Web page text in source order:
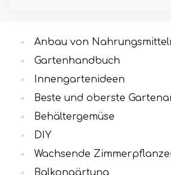
Anbau von
Gartenhandbuch
Innengartenideen
Beste und oberste
Behältergemüse
DIY
Wachsende
Balkongärtung